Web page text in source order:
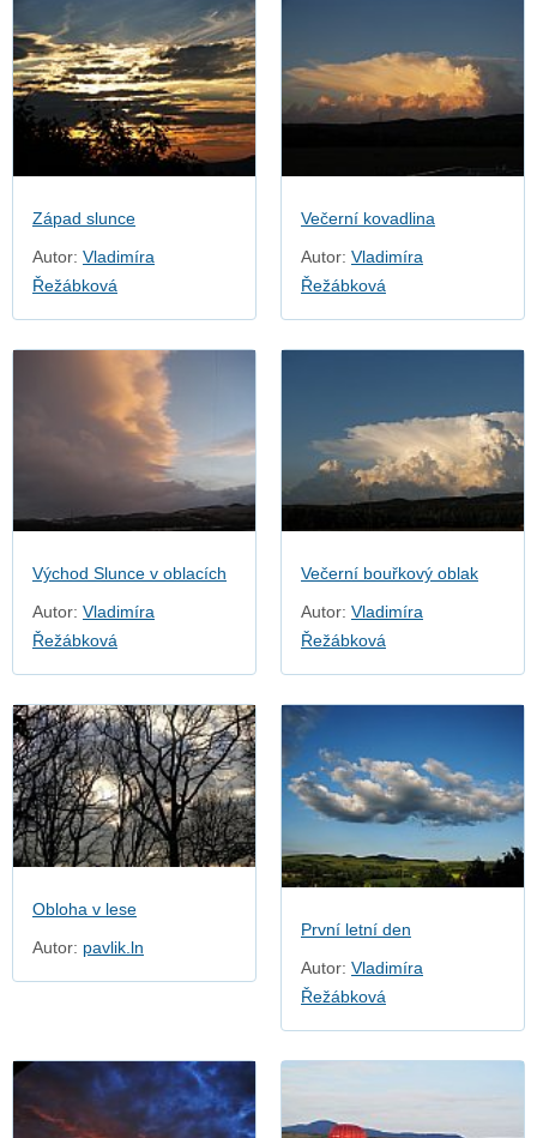
Západ slunce
Autor: Vladimíra
Řežábková
Večerní kovadlina
Autor: Vladimíra
Řežábková
Východ Slunce v oblacích
Autor: Vladimíra
Řežábková
Večerní bouřkový oblak
Autor: Vladimíra
Řežábková
Obloha v lese
Autor: pavlik.ln
První letní den
Autor: Vladimíra
Řežábková